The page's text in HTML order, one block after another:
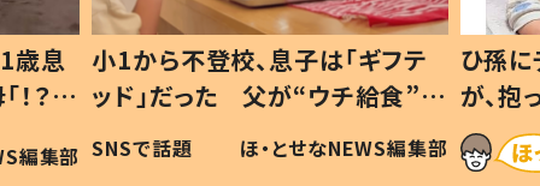
歳息
？」
編集部
小1から不登校、息子は「ギフテ
ッド」だった 父が“ウチ給食”を
作り続ける理由とは #令和の親
#令和の子
SNSで話題 ほ・とせなNEWS編集部
ひ孫
が、
「涙が
い」